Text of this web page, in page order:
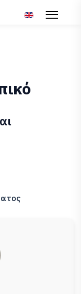
Επιλέξτε τη